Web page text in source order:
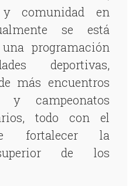
y comunidad en
se está
programación
deportivas,
más encuentros
y campeonatos
todo con el
fortalecer la
de los